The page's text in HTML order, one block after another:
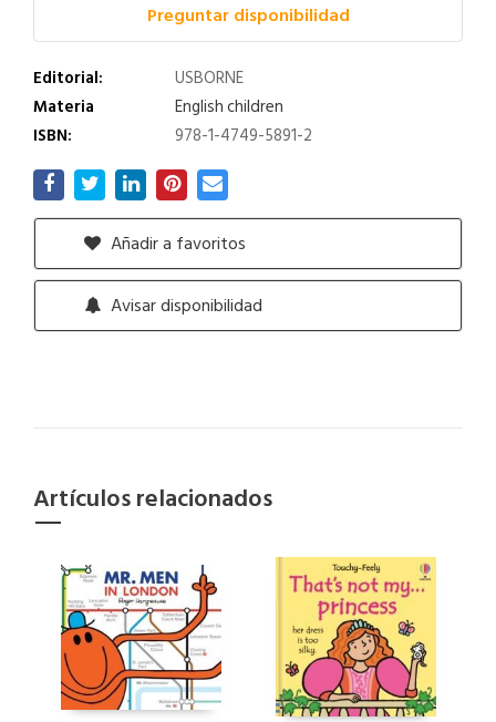
Preguntar disponibilidad
Editorial:
USBORNE
Materia
English children
ISBN:
978-1-4749-5891-2
Añadir a favoritos
Avisar disponibilidad
Artículos relacionados